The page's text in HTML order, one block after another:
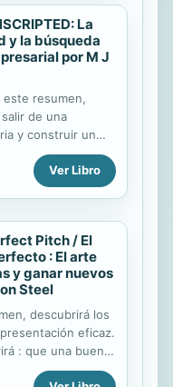
este cambio.
transformación
y puede
organización. A
de este
que : las
tienden a
y a
cierta inercia; hay
evitarse
emprender un
La
y la búsqueda
por M J
este resumen,
de una
y construir un
y sostenible,
ideas
sociedad
y
a vivir una
puede
su
ser un empresario
mucho
a la libertad
un único camino
Ver Libro
Pitch / El
: El arte
y ganar nuevos
Steel
descubrirá los
eficaz.
: que una buena
un mensaje